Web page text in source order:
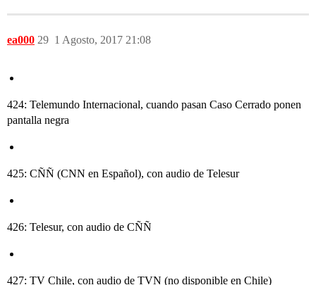
ea000 1 Agosto, 2017 21:08
29
424: Telemundo Internacional, cuando pasan Caso Cerrado ponen
pantalla negra
425: CÑÑ (CNN en Español), con audio de Telesur
426: Telesur, con audio de CÑÑ
427: TV Chile, con audio de TVN (no disponible en Chile)